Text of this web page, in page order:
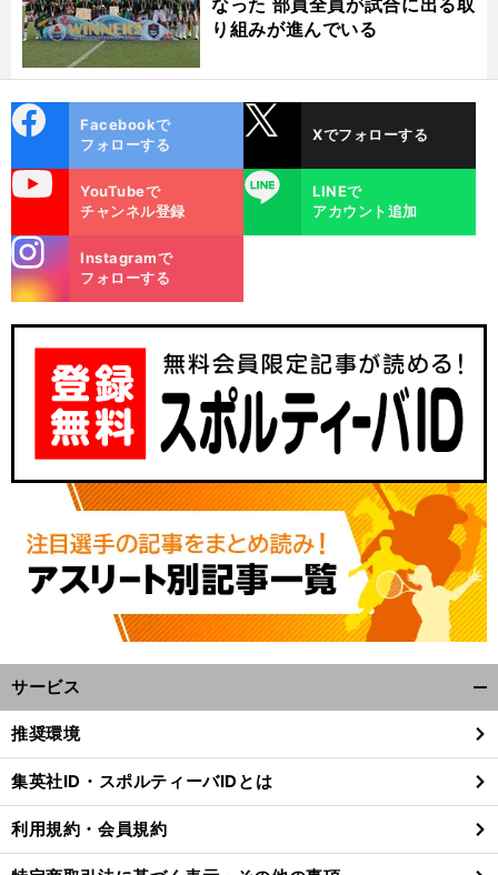
なった 部員全員が試合に出る取
り組みが進んでいる
ok
Facebookで
フォローする
Xでフォローする
YouTubeで
チャンネル登録
LINE
LINEで
アカウント追加
m
Instagramで
フォローする
サービス
閉
る
推奨環境
集英社ID・スポルティーバIDとは
利用規約・会員規約